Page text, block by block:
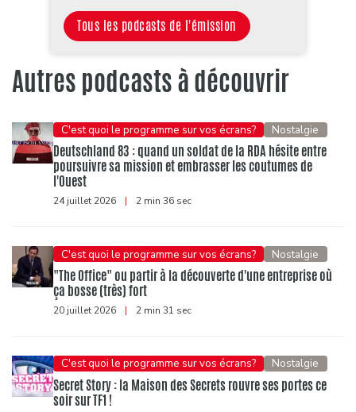
Tous les podcasts de l'émission
Autres podcasts à découvrir
C'est quoi le programme sur vos écrans? Nostalgie
Deutschland 83 : quand un soldat de la RDA hésite entre
poursuivre sa mission et embrasser les coutumes de
l'Ouest
24 juillet 2026 | 2 min 36 sec
C'est quoi le programme sur vos écrans? Nostalgie
"The Office" ou partir à la découverte d'une entreprise où
ça bosse (très) fort
20 juillet 2026 | 2 min 31 sec
C'est quoi le programme sur vos écrans? Nostalgie
Secret Story : la Maison des Secrets rouvre ses portes ce
soir sur TF1 !